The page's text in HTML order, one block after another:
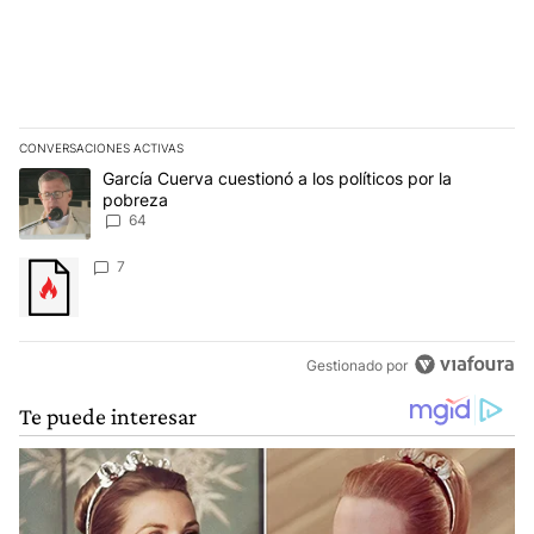
CONVERSACIONES ACTIVAS
Este listado muestra los artículos con más comentarios en los
Un artículo de tendencia con el título "García Cuerva cuestionó
García Cuerva cuestionó a los políticos por la
pobreza
64
Un artículo de tendencia con el título "" con 7 comentarios.
7
Gestionado por